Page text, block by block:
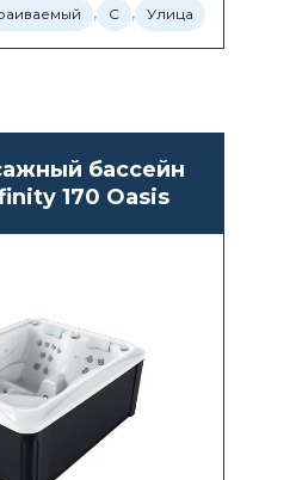
, С , Улица
бассейн
170 Oasis